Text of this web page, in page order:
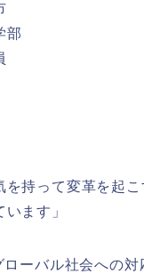
部
を持って変革を起
ます」
ーバル社会への対